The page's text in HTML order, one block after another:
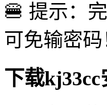
🍔 提示：
可免输密码
下载